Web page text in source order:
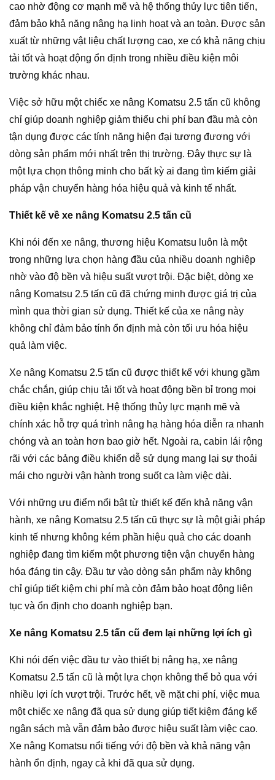
cao nhờ động cơ mạnh mẽ và hệ thống thủy lực tiên tiến,
đảm bảo khả năng nâng hạ linh hoạt và an toàn. Được sản
xuất từ những vật liệu chất lượng cao, xe có khả năng chịu
tải tốt và hoạt động ổn định trong nhiều điều kiện môi
trường khác nhau.
Việc sở hữu một chiếc xe nâng Komatsu 2.5 tấn cũ không
chỉ giúp doanh nghiệp giảm thiểu chi phí ban đầu mà còn
tận dụng được các tính năng hiện đại tương đương với
dòng sản phẩm mới nhất trên thị trường. Đây thực sự là
một lựa chọn thông minh cho bất kỳ ai đang tìm kiếm giải
pháp vận chuyển hàng hóa hiệu quả và kinh tế nhất.
Thiết kế về xe nâng Komatsu 2.5 tấn cũ
Khi nói đến xe nâng, thương hiệu Komatsu luôn là một
trong những lựa chọn hàng đầu của nhiều doanh nghiệp
nhờ vào độ bền và hiệu suất vượt trội. Đặc biệt, dòng xe
nâng Komatsu 2.5 tấn cũ đã chứng minh được giá trị của
mình qua thời gian sử dụng. Thiết kế của xe nâng này
không chỉ đảm bảo tính ổn định mà còn tối ưu hóa hiệu
quả làm việc.
Xe nâng Komatsu 2.5 tấn cũ được thiết kế với khung gầm
chắc chắn, giúp chịu tải tốt và hoạt động bền bỉ trong mọi
điều kiện khắc nghiệt. Hệ thống thủy lực mạnh mẽ và
chính xác hỗ trợ quá trình nâng hạ hàng hóa diễn ra nhanh
chóng và an toàn hơn bao giờ hết. Ngoài ra, cabin lái rộng
rãi với các bảng điều khiển dễ sử dụng mang lại sự thoải
mái cho người vận hành trong suốt ca làm việc dài.
Với những ưu điểm nổi bật từ thiết kế đến khả năng vận
hành, xe nâng Komatsu 2.5 tấn cũ thực sự là một giải pháp
kinh tế nhưng không kém phần hiệu quả cho các doanh
nghiệp đang tìm kiếm một phương tiện vận chuyển hàng
hóa đáng tin cậy. Đầu tư vào dòng sản phẩm này không
chỉ giúp tiết kiệm chi phí mà còn đảm bảo hoạt động liên
tục và ổn định cho doanh nghiệp bạn.
Xe nâng Komatsu 2.5 tấn cũ đem lại những lợi ích gì
Khi nói đến việc đầu tư vào thiết bị nâng hạ, xe nâng
Komatsu 2.5 tấn cũ là một lựa chọn không thể bỏ qua với
nhiều lợi ích vượt trội. Trước hết, về mặt chi phí, việc mua
một chiếc xe nâng đã qua sử dụng giúp tiết kiệm đáng kể
ngân sách mà vẫn đảm bảo được hiệu suất làm việc cao.
Xe nâng Komatsu nổi tiếng với độ bền và khả năng vận
hành ổn định, ngay cả khi đã qua sử dụng.